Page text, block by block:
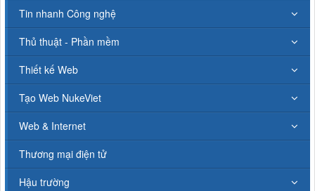
Tin nhanh Công nghệ
Thủ thuật - Phần mềm
Thiết kế Web
Tạo Web NukeViet
Web & Internet
Thương mại điện tử
Hậu trường